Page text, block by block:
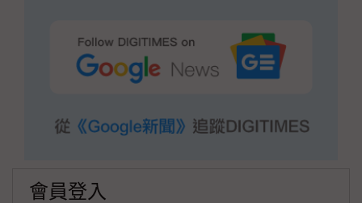
會員登入